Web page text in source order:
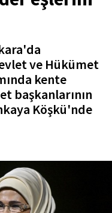
ve Hükümet
kente
başkanlarının
Köşkü'nde